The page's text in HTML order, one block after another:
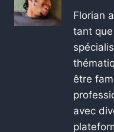
Florian
tant
être
avec